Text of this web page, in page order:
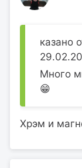
казано
Много
😁
Хрэм и